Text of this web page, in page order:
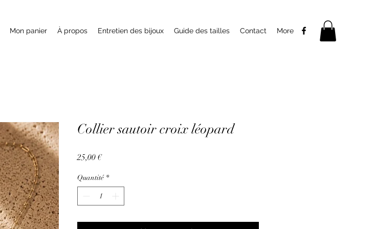
Mon panier À propos Entretien des bijoux Guide des tailles Contact More
Collier sautoir croix léopard
25,00 €Prix
Quantité *